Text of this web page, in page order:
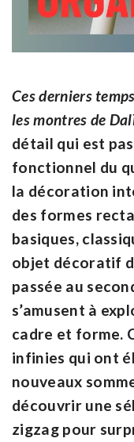
Ces derniers
les montres de
détail qui est
fonctionnel du
la décoration
des formes
basiques,
objet décoratif
passée au
s’amusent à
cadre et forme.
infinies qui ont
nouveaux
découvrir une
zigzag pour